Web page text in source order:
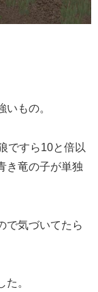
もの。
ですら10と倍以
き竜の子が単独
で気づいてたら
。